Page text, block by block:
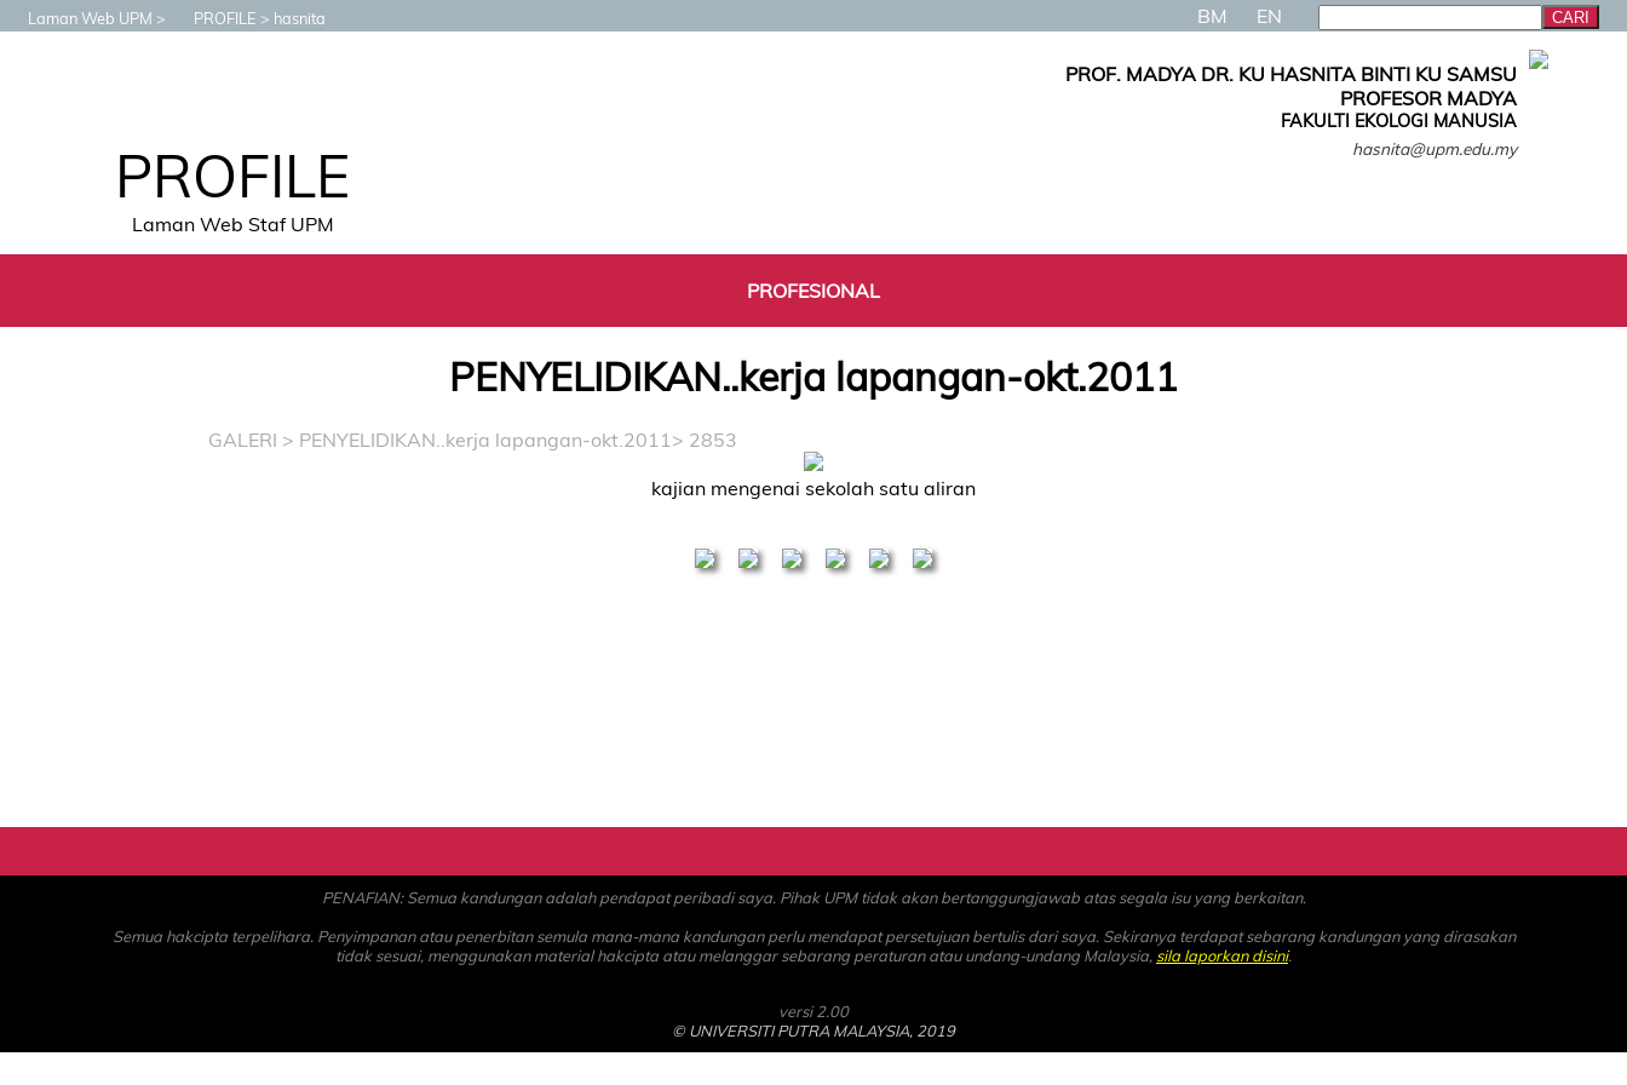
Laman Web UPM PROFILE hasnita BM EN
PROFILE
Laman Web Staf UPM
PROF. MADYA DR. KU HASNITA BINTI KU SAMSU
PROFESOR MADYA
FAKULTI EKOLOGI MANUSIA
hasnita@upm.edu.my
PROFESIONAL
PENYELIDIKAN..kerja lapangan-okt.2011
GALERI > PENYELIDIKAN..kerja lapangan-okt.2011 > 2853
kajian mengenai sekolah satu aliran
PENAFIAN: Semua kandungan adalah pendapat peribadi saya. Pihak UPM tidak akan bertanggungjawab atas segala isu yang berkaitan.
Semua hakcipta terpelihara. Penyimpanan atau penerbitan semula mana-mana kandungan perlu mendapat persetujuan bertulis dari saya. Sekiranya terdapat sebarang kandungan yang dirasakan
tidak sesuai, menggunakan material hakcipta atau melanggar sebarang peraturan atau undang-undang Malaysia, sila laporkan disini.
versi 2.00
© UNIVERSITI PUTRA MALAYSIA, 2019